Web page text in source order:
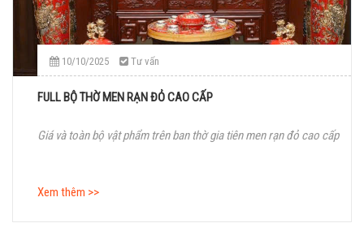
10/10/2025 Tư vấn
FULL BỘ THỜ MEN RẠN ĐỎ CAO CẤP
Giá và toàn bộ vật phẩm trên ban thờ gia tiên men rạn đỏ cao cấp
Xem thêm >>